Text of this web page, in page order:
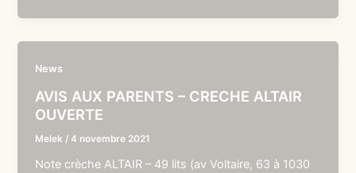
News
AVIS AUX PARENTS – CRECHE ALTAIR
OUVERTE
Melek /4 novembre 2021
Note crèche ALTAIR – 49 lits (av Voltaire, 63 à 1030